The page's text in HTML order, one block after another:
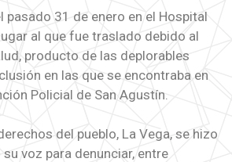
pasado 31 de enero en el Hospital
al que fue traslado debido al
producto de las deplorables
en las que se encontraba en
Policial de San Agustín.
del pueblo, La Vega, se hizo
voz para denunciar, entre